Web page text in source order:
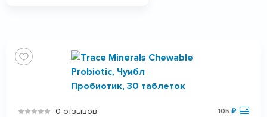
0 отзывов 105 ₽